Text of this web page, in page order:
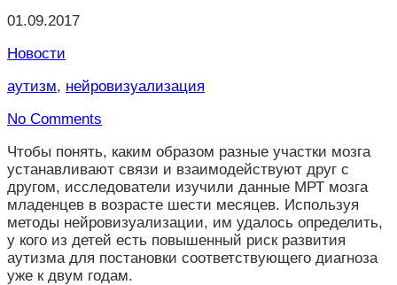
01.09.2017
Новости
аутизм, нейровизуализация
No Comments
Чтобы понять, каким образом разные участки мозга
устанавливают связи и взаимодействуют друг с
другом, исследователи изучили данные МРТ мозга
младенцев в возрасте шести месяцев. Используя
методы нейровизуализации, им удалось определить,
у кого из детей есть повышенный риск развития
аутизма для постановки соответствующего диагноза
уже к двум годам.